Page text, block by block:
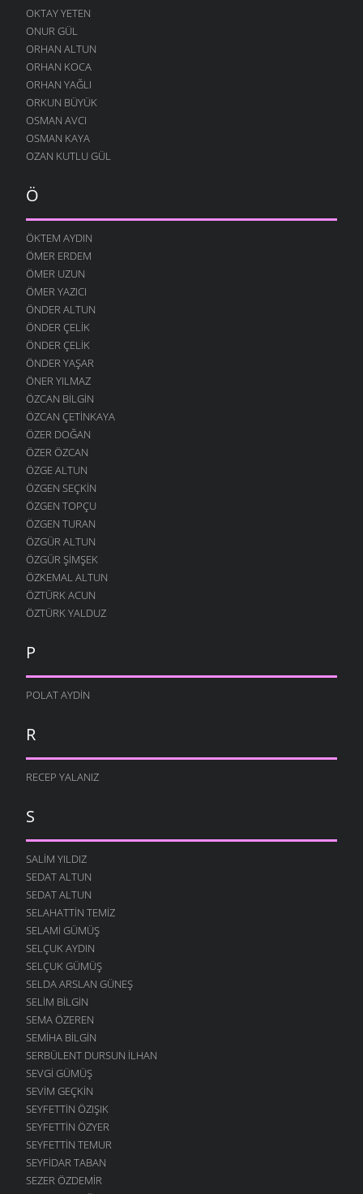
OKTAY YETEN
ONUR GÜL
ORHAN ALTUN
ORHAN KOCA
ORHAN YAĞLI
ORKUN BÜYÜK
OSMAN AVCI
OSMAN KAYA
OZAN KUTLU GÜL
Ö
ÖKTEM AYDIN
ÖMER ERDEM
ÖMER UZUN
ÖMER YAZICI
ÖNDER ALTUN
ÖNDER ÇELIK
ÖNDER ÇELIK
ÖNDER YAŞAR
ÖNER YILMAZ
ÖZCAN BILGIN
ÖZCAN ÇETINKAYA
ÖZER DOĞAN
ÖZER ÖZCAN
ÖZGE ALTUN
ÖZGEN SEÇKIN
ÖZGEN TOPÇU
ÖZGEN TURAN
ÖZGÜR ALTUN
ÖZGÜR ŞIMŞEK
ÖZKEMAL ALTUN
ÖZTÜRK ACUN
ÖZTÜRK YALDUZ
P
POLAT AYDIN
R
RECEP YALANIZ
S
SALIM YILDIZ
SEDAT ALTUN
SEDAT ALTUN
SELAHATTIN TEMIZ
SELAMI GÜMÜŞ
SELÇUK AYDIN
SELÇUK GÜMÜŞ
SELDA ARSLAN GÜNEŞ
SELIM BILGIN
SEMA ÖZEREN
SEMIHA BILGIN
SERBÜLENT DURSUN İLHAN
SEVGI GÜMÜŞ
SEVIM GEÇKIN
SEYFETTIN ÖZIŞIK
SEYFETTIN ÖZYER
SEYFETTIN TEMUR
SEYFIDAR TABAN
SEZER ÖZDEMIR